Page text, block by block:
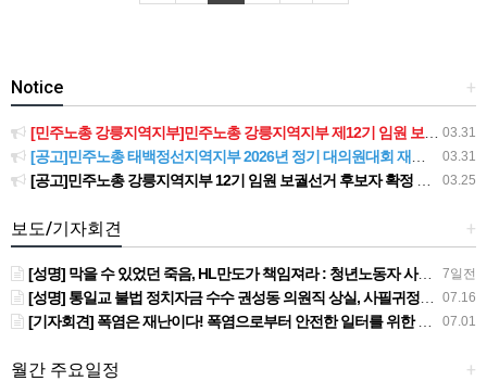
+
Notice
03.31
[민주노총 강릉지역지부]민주노총 강릉지역지부 제12기 임원 보궐선거결과 공고
03.31
[공고]민주노총 태백정선지역지부 2026년 정기 대의원대회 재소집 건
03.25
[공고]민주노총 강릉지역지부 12기 임원 보궐선거 후보자 확정 공고
+
보도/기자회견
7일전
[성명] 막을 수 있었던 죽음, HL만도가 책임져라 : 청년노동자 사망사고의 철저한 진상규명과 재발방지 대책 마련하라
07.16
[성명] 통일교 불법 정치자금 수수 권성동 의원직 상실, 사필귀정이다
07.01
[기자회견] 폭염은 재난이다! 폭염으로부터 안전한 일터를 위한 민주노총 강원지역본부 폭염감시단 선포 기자회견
+
월간 주요일정